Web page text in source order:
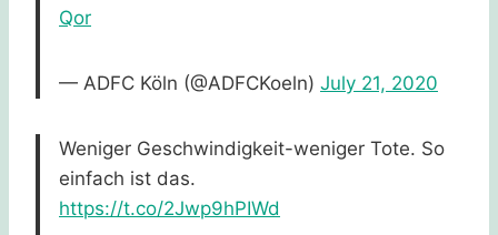
Qor
— ADFC Köln (@ADFCKoeln) July 21, 2020
Weniger Geschwindigkeit-weniger Tote. So
einfach ist das.
https://t.co/2Jwp9hPIWd